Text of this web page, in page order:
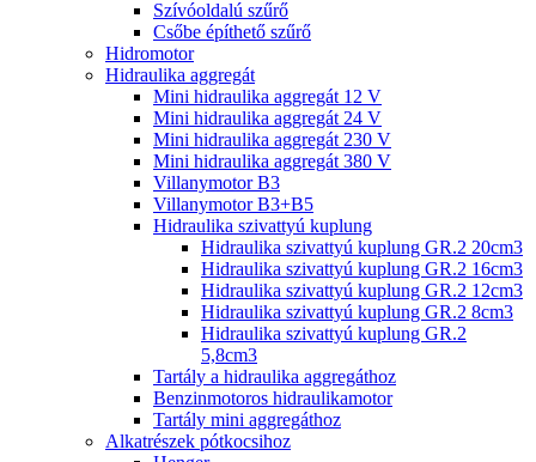
Szívóoldalú szűrő
Csőbe építhető szűrő
Hidromotor
Hidraulika aggregát
Mini hidraulika aggregát 12 V
Mini hidraulika aggregát 24 V
Mini hidraulika aggregát 230 V
Mini hidraulika aggregát 380 V
Villanymotor B3
Villanymotor B3+B5
Hidraulika szivattyú kuplung
Hidraulika szivattyú kuplung GR.2 20cm3
Hidraulika szivattyú kuplung GR.2 16cm3
Hidraulika szivattyú kuplung GR.2 12cm3
Hidraulika szivattyú kuplung GR.2 8cm3
Hidraulika szivattyú kuplung GR.2
5,8cm3
Tartály a hidraulika aggregáthoz
Benzinmotoros hidraulikamotor
Tartály mini aggregáthoz
Alkatrészek pótkocsihoz